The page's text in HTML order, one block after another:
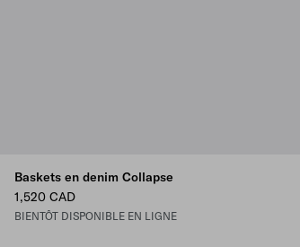
Baskets en denim Collapse
1,520 CAD
BIENTÔT DISPONIBLE EN LIGNE